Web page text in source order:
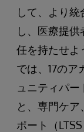
して、より
し、医療提
任を持たせよ
では、17のア
ュニティパ
と、専門ケ
ポート（